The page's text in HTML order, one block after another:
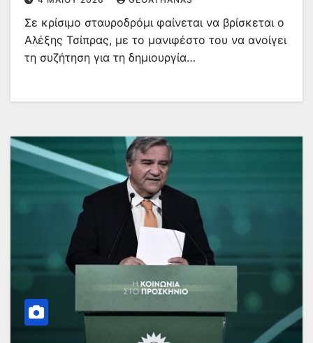
Σε κρίσιμο σταυροδρόμι φαίνεται να βρίσκεται ο
Αλέξης Τσίπρας, με το μανιφέστο του να ανοίγει
τη συζήτηση για τη δημιουργία…